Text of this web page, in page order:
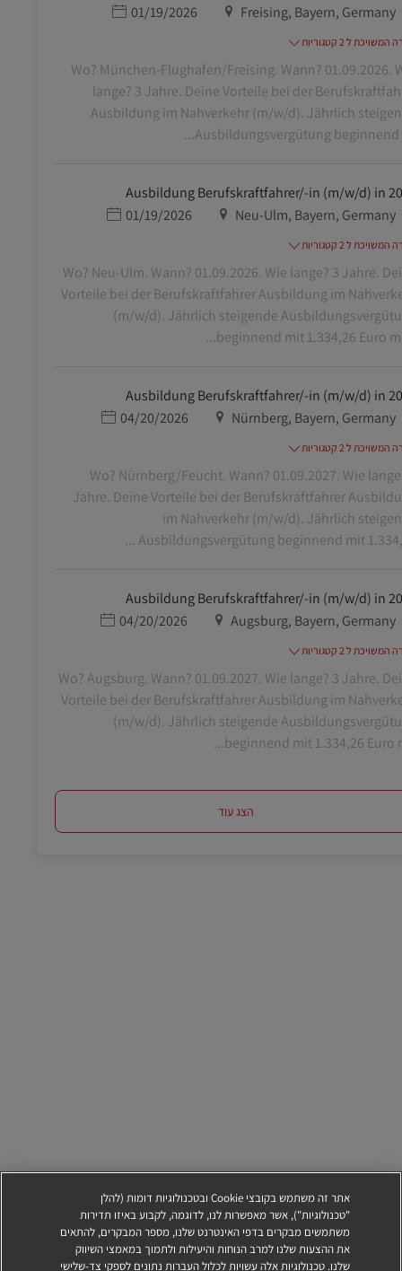
מיקום
Freising, Bayern, Germany תאריך פרסום
01/19/2026
ל 2 קטגוריות
Wo? München-Flughafen/Freising. Wann? 01.09.2026.
lange? 3 Jahre. Deine Vorteile bei der
Ausbildung im Nahverkehr (m/w/d). Jährlich
Ausbildungsvergütung beginnend
Ausbildung Berufskraftfahrer/-in (m/w/d) in
מיקום
Neu-Ulm, Bayern, Germany תאריך פרסום
01/19/2026
ל 2 קטגוריות
Wo? Neu-Ulm. Wann? 01.09.2026. Wie lange? 3 Jahre.
Vorteile bei der Berufskraftfahrer Ausbildung im
(m/w/d). Jährlich steigende
beginnend mit 1.334,26 Euro
Ausbildung Berufskraftfahrer/-in (m/w/d) in
מיקום
Nürnberg, Bayern, Germany תאריך פרסום
04/20/2026
ל 2 קטגוריות
Wo? Nürnberg/Feucht. Wann? 01.09.2027. Wie
Jahre. Deine Vorteile bei der Berufskraftfahrer
im Nahverkehr (m/w/d). Jährlich
Ausbildungsvergütung beginnend mit
Ausbildung Berufskraftfahrer/-in (m/w/d) in
מיקום
Augsburg, Bayern, Germany תאריך פרסום
04/20/2026
ל 2 קטגוריות
Wo? Augsburg. Wann? 01.09.2027. Wie lange? 3 Jahre.
Vorteile bei der Berufskraftfahrer Ausbildung im
(m/w/d). Jährlich steigende
beginnend mit 1.334,26 Euro
הצג עוד
אתר זה משתמש בקובצי Cookie ובטכנולוגיות דומות (להלן
"טכנולוגיות"), אשר מאפשרות לנו, לדוגמה, לקבוע באיזו תדירות
משתמשים מבקרים בדפי האינטרנט שלנו, מספר המבקרים, להתאים
את ההצעות שלנו למרב הנוחות והיעילות ולתמוך במאמצי השיווק
שלנו. טכנולוגיות אלה עשויות לכלול העברות נתונים לספקי צד-שלישי